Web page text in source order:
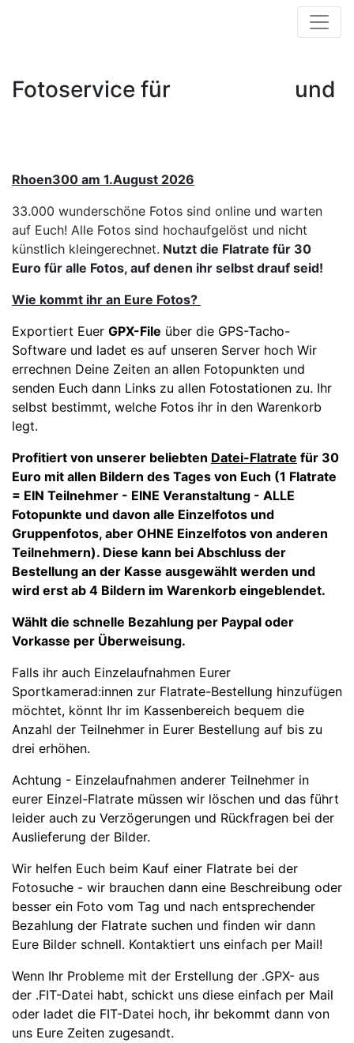
Fotoservice für und
Rhoen300 am 1.August 2026
33.000 wunderschöne Fotos sind online und warten
auf Euch! Alle Fotos sind hochaufgelöst und nicht
künstlich kleingerechnet. Nutzt die Flatrate für 30
Euro für alle Fotos, auf denen ihr selbst drauf seid!
Wie kommt ihr an Eure Fotos?
Exportiert Euer GPX-File über die GPS-Tacho-
Software und ladet es auf unseren Server hoch Wir
errechnen Deine Zeiten an allen Fotopunkten und
senden Euch dann Links zu allen Fotostationen zu. Ihr
selbst bestimmt, welche Fotos ihr in den Warenkorb
legt.
Profitiert von unserer beliebten Datei-Flatrate für 30
Euro mit allen Bildern des Tages von Euch (1 Flatrate
= EIN Teilnehmer - EINE Veranstaltung - ALLE
Fotopunkte und davon alle Einzelfotos und
Gruppenfotos, aber OHNE Einzelfotos von anderen
Teilnehmern). Diese kann bei Abschluss der
Bestellung an der Kasse ausgewählt werden und
wird erst ab 4 Bildern im Warenkorb eingeblendet.
Wählt die schnelle Bezahlung per Paypal oder
Vorkasse per Überweisung.
Falls ihr auch Einzelaufnahmen Eurer
Sportkamerad:innen zur Flatrate-Bestellung hinzufügen
möchtet, könnt Ihr im Kassenbereich bequem die
Anzahl der Teilnehmer in Eurer Bestellung auf bis zu
drei erhöhen.
Achtung - Einzelaufnahmen anderer Teilnehmer in
eurer Einzel-Flatrate müssen wir löschen und das führt
leider auch zu Verzögerungen und Rückfragen bei der
Auslieferung der Bilder.
Wir helfen Euch beim Kauf einer Flatrate bei der
Fotosuche - wir brauchen dann eine Beschreibung oder
besser ein Foto vom Tag und nach entsprechender
Bezahlung der Flatrate suchen und finden wir dann
Eure Bilder schnell. Kontaktiert uns einfach per Mail!
Wenn Ihr Probleme mit der Erstellung der .GPX- aus
der .FIT-Datei habt, schickt uns diese einfach per Mail
oder ladet die FIT-Datei hoch, ihr bekommt dann von
uns Eure Zeiten zugesandt.